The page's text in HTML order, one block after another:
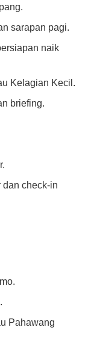
sarapan pagi.
naik
Kelagian Kecil.
briefing.
dan check-in
Pahawang